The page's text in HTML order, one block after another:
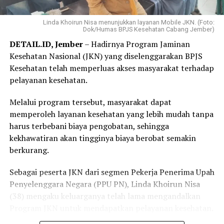
Menurutnya, proses yang sederhana dan tidak
mengharuskannya datang ke kantor BPJS Kesehatan
membuat layanan tersebut lebih praktis dan mudah
diakses.
“Saya langsung mendaftar Program REHAB 3.0 melalui
Aplikasi Mobile JKN dan prosesnya sangat mudah. Saya
skema cicilan yang fleksibel benar-benar menjadi solusi
karena saya bisa mencicil tunggakan sesuai kemampuan.
Saya juga bersyukur pemerintah tetap hadir
memberikan perlindungan kesehatan bagi masyarakat
yang membutuhkan,” katanya.
Elok mengaku sangat terbantu dengan kehadiran BPJS
Keliling di desanya.
sekaligus berkonsultasi mengenai mekanisme
Linda Khoirun Nisa menunjukkan layanan Mobile JKN. (Foto:
Dok/Humas BPJS Kesehatan Cabang Jember)
DETAIL.ID, Jember– Hadirnya Program Jaminan
Kesehatan Nasional (JKN) yang diselenggarakan BPJS
Kesehatan telah memperluas akses masyarakat terhadap
pelayanan kesehatan.
Melalui program tersebut, masyarakat dapat
memperoleh layanan kesehatan yang lebih mudah tanpa
harus terbebani biaya pengobatan, sehingga
kekhawatiran akan tingginya biaya berobat semakin
berkurang.
Sebagai peserta JKN dari segmen Pekerja Penerima Upah
Penyelenggara Negara (PPU PN), Linda Khoirun Nisa
(38) mengaku keluarganya telah lama mengandalkan